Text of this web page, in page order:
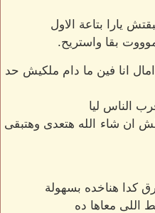
يارا بتاعة الاول
بقا واستريح.
انا فين ما دام ملكيش حد
الناس ليا
ان شاء الله هتعدى وهتبقى
كدا هناخده بسهولة
اللى معاها ده